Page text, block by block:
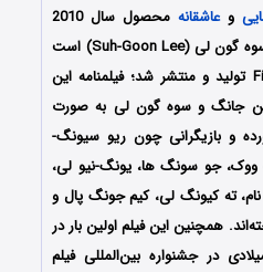
وعاشقانه
محصول سال 2010
کشور کره جنوبی به کارگردانی سوه گون لی (Suh-Goon Lee) است
که توسط کمپانی Film It Suda تولید و منتشر شد؛ فیلمنامه این
جانگ و سوه گون لی به صورت
و بازیگرانی چون ریو سیونگ-
جو سونگ ها، یونگ-نیو لی،
ته کیونگ لی، کیم جونگ پال و
همچنین این فیلم اولین بار در
13 اکتبر سال 2010 میلادی در جشنواره بین‌المللی فیلم